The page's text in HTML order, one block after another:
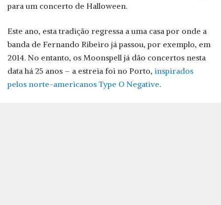
para um concerto de Halloween.
Este ano, esta tradição regressa a uma casa por onde a
banda de Fernando Ribeiro já passou, por exemplo, em
2014. No entanto, os Moonspell já dão concertos nesta
data há 25 anos – a estreia foi no Porto, inspirados
pelos norte-americanos Type O Negative.